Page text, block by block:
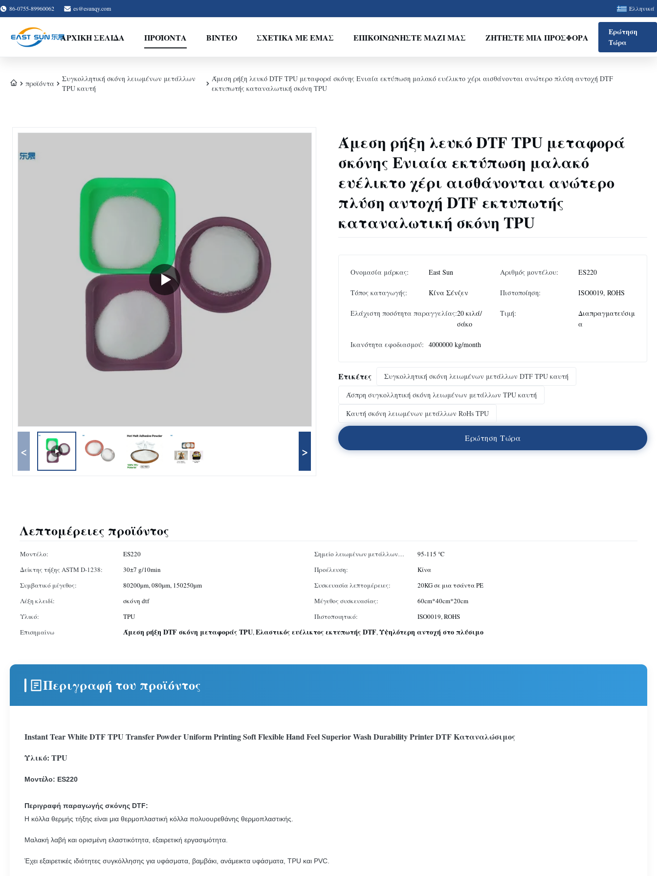
86-0755-89960062 es@esunqy.com Ελληνικά
ΑΡΧΙΚΉ ΣΕΛΊΔΑ ΠΡΟΪΌΝΤΑ ΒΊΝΤΕΟ ΣΧΕΤΙΚΆ ΜΕ ΕΜΆΣ ΕΠΙΚΟΙΝΩΝΉΣΤΕ ΜΑΖΊ ΜΑΣ ΖΗΤΉΣΤΕ ΜΙΑ ΠΡΟΣΦΟΡΆ
Ερώτηση
Τώρα
προϊόντα
Συγκολλητική σκόνη λειωμένων μετάλλων
TPU καυτή
Άμεση ρήξη λευκό DTF TPU μεταφορά σκόνης Ενιαία εκτύπωση μαλακό ευέλικτο χέρι αισθάνονται ανώτερο πλύση αντοχή DTF
εκτυπωτής καταναλωτική σκόνη TPU
< >
Άμεση ρήξη λευκό DTF TPU μεταφορά
σκόνης Ενιαία εκτύπωση μαλακό
ευέλικτο χέρι αισθάνονται ανώτερο
πλύση αντοχή DTF εκτυπωτής
καταναλωτική σκόνη TPU
Ονομασία μάρκας: East Sun Αριθμός μοντέλου: ES220
Τόπος καταγωγής: Κίνα Σένζεν Πιστοποίηση: ISO0019, ROHS
Ελάχιστη ποσότητα παραγγελίας:20 κιλά/
σάκο
Τιμή:
Διαπραγματεύσιμ
α
Ικανότητα εφοδιασμού: 4000000 kg/month
Ετικέτες
Συγκολλητική σκόνη λειωμένων μετάλλων DTF TPU καυτή
Άσπρη συγκολλητική σκόνη λειωμένων μετάλλων TPU καυτή
Καυτή σκόνη λειωμένων μετάλλων RoHs TPU
Ερώτηση Τώρα
Λεπτομέρειες προϊόντος
Μοντέλο: ES220
Σημείο λειωμένων μετάλλων
DSC:
95-115 ℃
Δείκτης τήξης ASTM D-1238:
30±7 g/10min Προέλευση:
Κίνα
Συμβατικό μέγεθος:
80200µm, 080µm, 150250µm Συσκευασία λεπτομέρειες:
20KG σε μια τσάντα PE
Λέξη κλειδί:
σκόνη dtf Μέγεθος συσκευασίας:
60cm*40cm*20cm
Υλικό:
TPU Πιστοποιητικό:
ISO0019, ROHS
Επισημαίνω
Άμεση ρήξη DTF σκόνη μεταφοράς TPU,Ελαστικός ευέλικτος εκτυπωτής DTF,Υψηλότερη αντοχή στο πλύσιμο
Περιγραφή του προϊόντος
Instant Tear White DTF TPU Transfer Powder Uniform Printing Soft Flexible Hand Feel Superior Wash Durability Printer DTFΚαταναλώσιμος
Υλικό: TPU
Μοντέλο: ES220
Περιγραφή παραγωγής σκόνης DTF:
Η κόλλα θερμής τήξης είναι μια θερμοπλαστική κόλλα πολυουρεθάνης θερμοπλαστικής.
Μαλακή λαβή και ορισμένη ελαστικότητα, εξαιρετική εργασιμότητα.
Έχει εξαιρετικές ιδιότητες συγκόλλησης για υφάσματα, βαμβάκι, ανάμεικτα υφάσματα, TPU και PVC.